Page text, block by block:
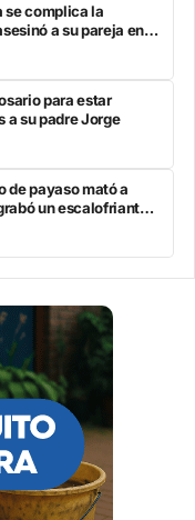
se complica la
a su pareja en el
para estar
a su padre Jorge
de payaso mató a
un escalofriante